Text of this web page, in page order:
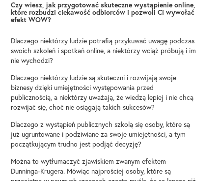
Czy wiesz, jak przygotować skuteczne wystąpienie online,
które rozbudzi ciekawość odbiorców i pozwoli Ci wywołać
efekt WOW?
Dlaczego niektórzy ludzie potrafią przykuwać uwagę podczas
swoich szkoleń i spotkań online, a niektórzy wciąż próbują i im
nie wychodzi?
Dlaczego niektórzy ludzie są skuteczni i rozwijają swoje
biznesy dzięki umiejętności występowania przed
publicznością, a niektórzy uważają, że wiedzą lepiej i nie chcą
rozwijać się, choć nie osiągają takich sukcesów?
Dlaczego z wystąpień publicznych szkolą się osoby, które są
już ugruntowane i podziwiane za swoje umiejętności, a tym
początkującym trudno jest podjąć decyzję?
Można to wytłumaczyć zjawiskiem zwanym efektem
Dunninga-Krugera. Mówiąc najprościej osoby, które są